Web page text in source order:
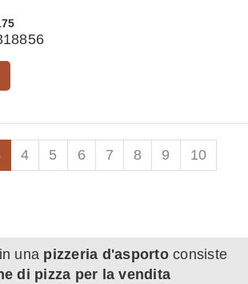
4 5 6 7 8 9 10
una pizzeria d'asportoconsiste
di pizza per la vendita